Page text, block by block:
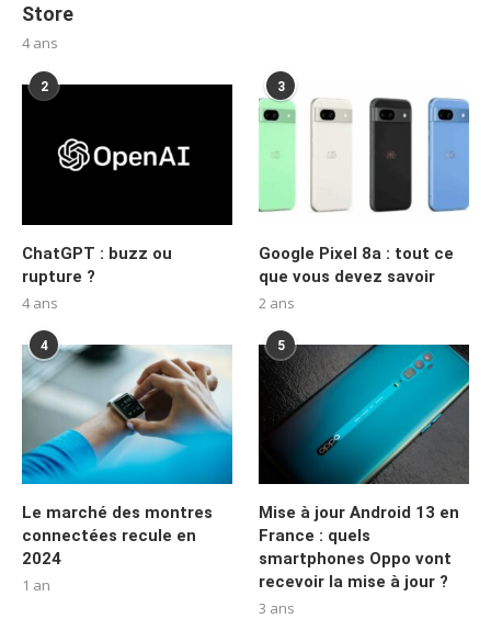
Store
4 ans
2
ChatGPT : buzz ou
rupture ?
4 ans
3
Google Pixel 8a : tout ce
que vous devez savoir
2 ans
4
Le marché des montres
connectées recule en
2024
1 an
5
Mise à jour Android 13 en
France : quels
smartphones Oppo vont
recevoir la mise à jour ?
3 ans